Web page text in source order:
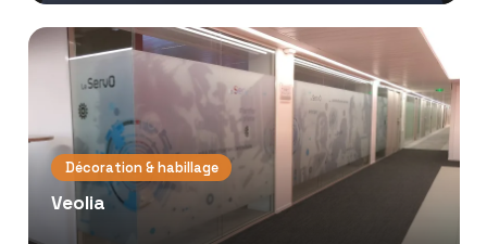
Décoration & habillage
Veolia